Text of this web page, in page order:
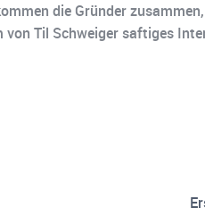
die Gründer
von Til Schweiger saftiges